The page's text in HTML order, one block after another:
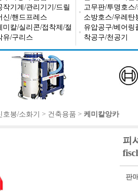
작기계/관리기기/드릴
신/핸드프레스
미칼/실리콘/접착제/절
유/구리스
고무판/투명호스
소방호스/우레탄
유압공구/베어링
착공구/천공기
봉/소화기 > 건축용품 > 케미칼앙카
피
판